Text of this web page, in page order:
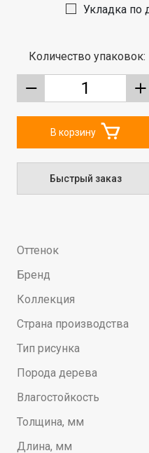
Укладка по
Количество упаковок:
В корзину
Быстрый заказ
Оттенок
Бренд
Коллекция
Страна производства
Тип рисунка
Порода дерева
Влагостойкость
Толщина, мм
Длина, мм